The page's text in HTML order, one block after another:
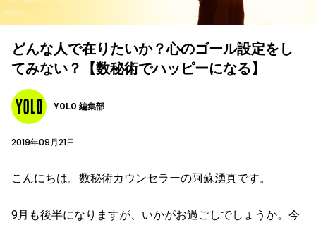
どんな人で在りたいか？心のゴール設定をし
てみない？【数秘術でハッピーになる】
YOLO 編集部
2019年09月21日
こんにちは。数秘術カウンセラーの阿蘇湧真です。
9月も後半になりますが、いかがお過ごしでしょうか。今